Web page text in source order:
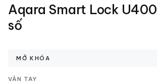
Aqara Smart Lock U400
số
MỞ KHÓA
VÂN TAY